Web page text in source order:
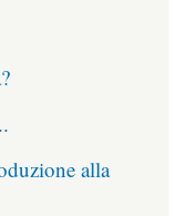
alla